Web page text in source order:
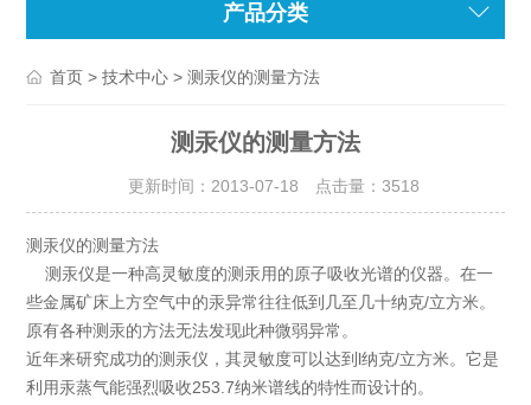
产品分类
首页 >技术中心 > 测汞仪的测量方法
测汞仪的测量方法
更新时间：2013-07-18 点击量： 3518
测汞仪的测量方法
测汞仪是一种高灵敏度的测汞用的原子吸收光谱的仪器。在一
些金属矿床上方空气中的汞异常往往低到几至几十纳克/立方米。
原有各种测汞的方法无法发现此种微弱异常。
近年来研究成功的测汞仪，其灵敏度可以达到l纳克/立方米。它是
利用汞蒸气能强烈吸收253.7纳米谱线的特性而设计的。